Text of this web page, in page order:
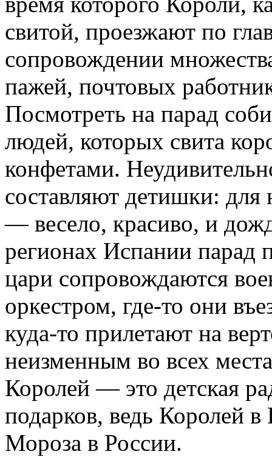
свитой, проезжают по
сопровождении
пажей, почтовых
Посмотреть на парад
людей, которых свита
конфетами.
составляют детишки: для
— весело, красиво, и
регионах Испании парад
цари сопровождаются
оркестром, где-то они
куда-то прилетают на
неизменным во всех
Королей — это детская
подарков, ведь Королей
Мороза в России.